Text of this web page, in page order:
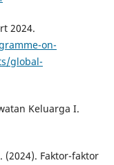
2024.
on-
global-
Keluarga I.
(2024). Faktor-faktor